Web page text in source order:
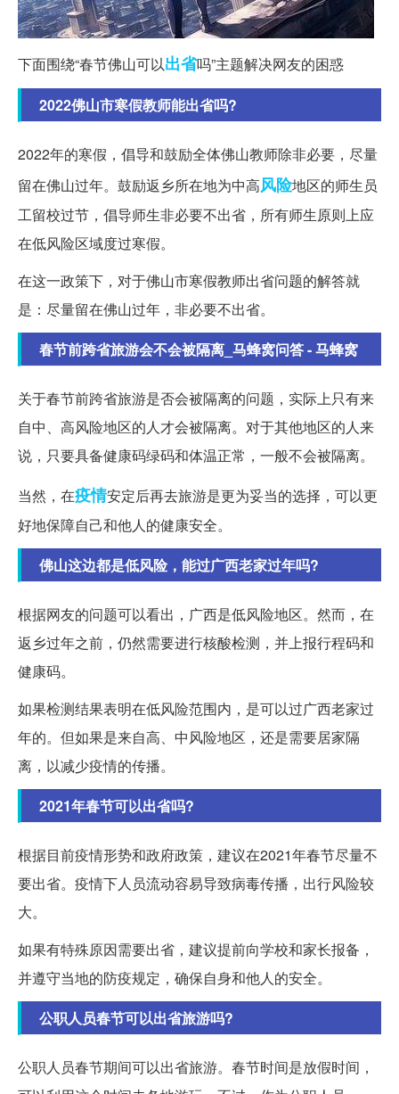
下面围绕“春节佛山可以出省吗”主题解决网友的困惑
2022佛山市寒假教师能出省吗?
2022年的寒假，倡导和鼓励全体佛山教师除非必要，尽量
留在佛山过年。鼓励返乡所在地为中高风险地区的师生员
工留校过节，倡导师生非必要不出省，所有师生原则上应
在低风险区域度过寒假。
在这一政策下，对于佛山市寒假教师出省问题的解答就
是：尽量留在佛山过年，非必要不出省。
春节前跨省旅游会不会被隔离_马蜂窝问答 - 马蜂窝
关于春节前跨省旅游是否会被隔离的问题，实际上只有来
自中、高风险地区的人才会被隔离。对于其他地区的人来
说，只要具备健康码绿码和体温正常，一般不会被隔离。
当然，在疫情安定后再去旅游是更为妥当的选择，可以更
好地保障自己和他人的健康安全。
佛山这边都是低风险，能过广西老家过年吗?
根据网友的问题可以看出，广西是低风险地区。然而，在
返乡过年之前，仍然需要进行核酸检测，并上报行程码和
健康码。
如果检测结果表明在低风险范围内，是可以过广西老家过
年的。但如果是来自高、中风险地区，还是需要居家隔
离，以减少疫情的传播。
2021年春节可以出省吗?
根据目前疫情形势和政府政策，建议在2021年春节尽量不
要出省。疫情下人员流动容易导致病毒传播，出行风险较
大。
如果有特殊原因需要出省，建议提前向学校和家长报备，
并遵守当地的防疫规定，确保自身和他人的安全。
公职人员春节可以出省旅游吗?
公职人员春节期间可以出省旅游。春节时间是放假时间，